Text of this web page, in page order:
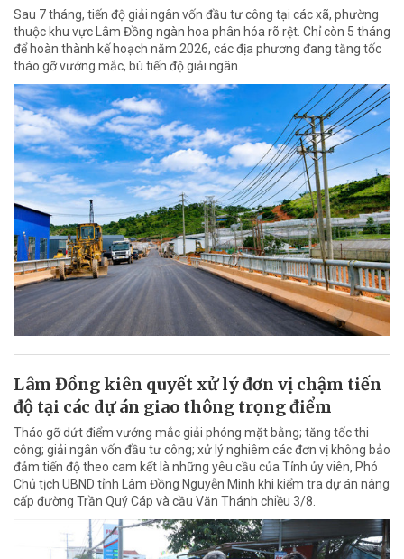
Sau 7 tháng, tiến độ giải ngân vốn đầu tư công tại các xã, phường
thuộc khu vực Lâm Đồng ngàn hoa phân hóa rõ rệt. Chỉ còn 5 tháng
để hoàn thành kế hoạch năm 2026, các địa phương đang tăng tốc
tháo gỡ vướng mắc, bù tiến độ giải ngân.
Lâm Đồng kiên quyết xử lý đơn vị chậm tiến
độ tại các dự án giao thông trọng điểm
Tháo gỡ dứt điểm vướng mắc giải phóng mặt bằng; tăng tốc thi
công; giải ngân vốn đầu tư công; xử lý nghiêm các đơn vị không bảo
đảm tiến độ theo cam kết là những yêu cầu của Tỉnh ủy viên, Phó
Chủ tịch UBND tỉnh Lâm Đồng Nguyễn Minh khi kiểm tra dự án nâng
cấp đường Trần Quý Cáp và cầu Văn Thánh chiều 3/8.